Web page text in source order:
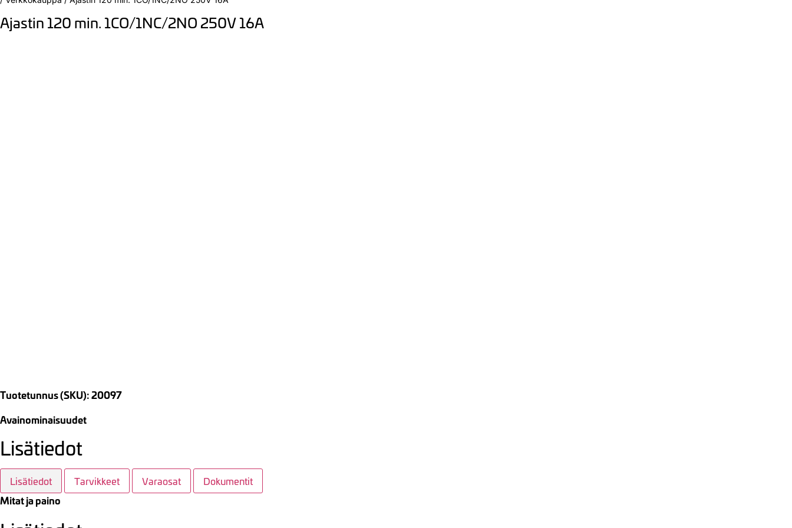
Ajastin 120 min. 1CO/1NC/2NO 250V 16A
Tuotetunnus (SKU): 20097
Avainominaisuudet
Lisätiedot
Lisätiedot Tarvikkeet Varaosat Dokumentit
Mitat ja paino